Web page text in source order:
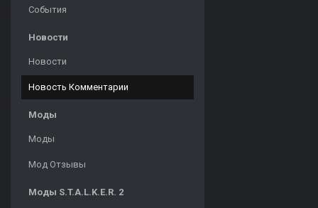
События
Новости
Новости
Новость Комментарии
Моды
Моды
Мод Отзывы
Моды S.T.A.L.K.E.R. 2